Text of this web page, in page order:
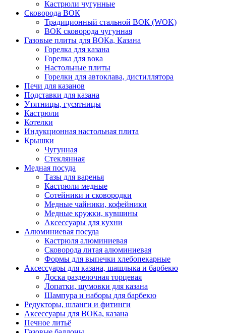
Кастрюли чугунные
Сковорода ВОК
Традиционный стальной ВОК (WOK)
ВОК сковорода чугунная
Газовые плиты для ВОКа, Казана
Горелка для казана
Горелка для вока
Настольные плиты
Горелки для автоклава, дистиллятора
Печи для казанов
Подставки для казана
Утятницы, гусятницы
Кастрюли
Котелки
Индукционная настольная плита
Крышки
Чугунная
Стеклянная
Медная посуда
Тазы для варенья
Кастрюли медные
Сотейники и сковородки
Медные чайники, кофейники
Медные кружки, кувшины
Аксессуары для кухни
Алюминиевая посуда
Кастрюля алюминиевая
Сковорода литая алюминиевая
Формы для выпечки хлебопекарные
Аксессуары для казана, шашлыка и барбекю
Доска разделочная торцевая
Лопатки, шумовки для казана
Шампура и наборы для барбекю
Редукторы, шланги и фитинги
Аксессуары для ВОКа, казана
Печное литьё